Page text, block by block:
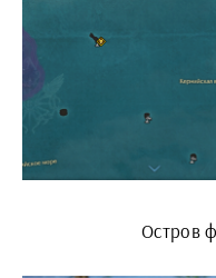
Остров